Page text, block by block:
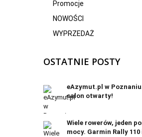
Promocje
NOWOŚCI
WYPRZEDAŻ
OSTATNIE POSTY
eAzymut.pl w
salon otwarty!
Wiele rowerów, jeden
mocy. Garmin Rally 110